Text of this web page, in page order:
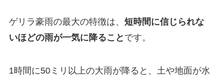
ゲリラ豪雨の最大の特徴は、 短時間に信じられな
いほどの雨が一気に降ること です。
1時間に50ミリ以上の大雨が降ると、土や地面が水